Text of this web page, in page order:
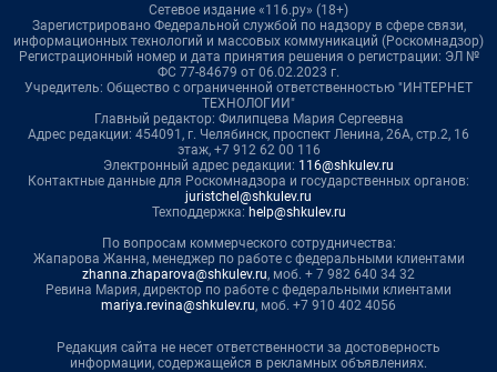
Сетевое издание «116.ру» (18+)
Зарегистрировано Федеральной службой по надзору в сфере связи,
информационных технологий и массовых коммуникаций (Роскомнадзор)
Регистрационный номер и дата принятия решения о регистрации: ЭЛ №
ФС 77-84679 от 06.02.2023 г.
Учредитель: Общество с ограниченной ответственностью "ИНТЕРНЕТ
ТЕХНОЛОГИИ"
Главный редактор: Филипцева Мария Сергеевна
Адрес редакции: 454091, г. Челябинск, проспект Ленина, 26А, стр.2, 16
этаж, +7 912 62 00 116
Электронный адрес редакции: 116@shkulev.ru
Контактные данные для Роскомнадзора и государственных органов:
juristchel@shkulev.ru
Техподдержка: help@shkulev.ru
По вопросам коммерческого сотрудничества:
Жапарова Жанна, менеджер по работе с федеральными клиентами
zhanna.zhaparova@shkulev.ru, моб. + 7 982 640 34 32
Ревина Мария, директор по работе с федеральными клиентами
mariya.revina@shkulev.ru, моб. +7 910 402 4056
Редакция сайта не несет ответственности за достоверность
информации, содержащейся в рекламных объявлениях.